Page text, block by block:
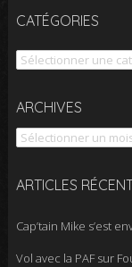
CATÉGORIES
Catégories
ARCHIVES
Archives
ARTICLES
Cap’tain Mike s’est
Vol avec la PAF sur